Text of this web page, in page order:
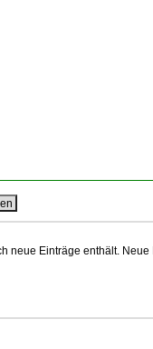
neue Einträge enthält.